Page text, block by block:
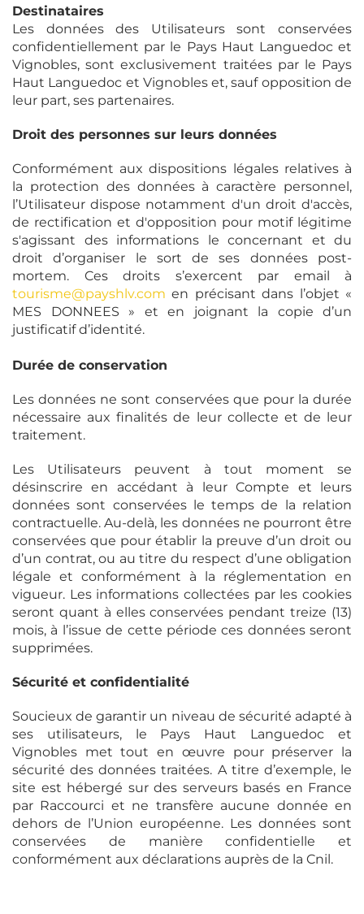
Destinataires
Les données des Utilisateurs sont conservées
confidentiellement par le Pays Haut Languedoc et
Vignobles, sont exclusivement traitées par le Pays
Haut Languedoc et Vignobles et, sauf opposition de
leur part, ses partenaires.
Droit des personnes sur leurs données
Conformément aux dispositions légales relatives à
la protection des données à caractère personnel,
l’Utilisateur dispose notamment d'un droit d'accès,
de rectification et d'opposition pour motif légitime
s'agissant des informations le concernant et du
droit d’organiser le sort de ses données post-
mortem. Ces droits s’exercent par email à
tourisme@payshlv.com en précisant dans l’objet «
MES DONNEES » et en joignant la copie d’un
justificatif d’identité.
Durée de conservation
Les données ne sont conservées que pour la durée
nécessaire aux finalités de leur collecte et de leur
traitement.
Les Utilisateurs peuvent à tout moment se
désinscrire en accédant à leur Compte et leurs
données sont conservées le temps de la relation
contractuelle. Au-delà, les données ne pourront être
conservées que pour établir la preuve d’un droit ou
d’un contrat, ou au titre du respect d’une obligation
légale et conformément à la réglementation en
vigueur. Les informations collectées par les cookies
seront quant à elles conservées pendant treize (13)
mois, à l’issue de cette période ces données seront
supprimées.
Sécurité et confidentialité
Soucieux de garantir un niveau de sécurité adapté à
ses utilisateurs, le Pays Haut Languedoc et
Vignobles met tout en œuvre pour préserver la
sécurité des données traitées. A titre d’exemple, le
site est hébergé sur des serveurs basés en France
par Raccourci et ne transfère aucune donnée en
dehors de l’Union européenne. Les données sont
conservées de manière confidentielle et
conformément aux déclarations auprès de la Cnil.